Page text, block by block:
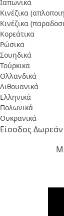
Ιαπωνικά
Κινέζικα
Κινέζικα
Κορεάτικα
Ρώσικα
Σουηδικά
Τούρκικα
Ολλανδικά
Λιθουανικά
Ελληνικά
Πολωνικά
Ουκρανικά
Είσοδος